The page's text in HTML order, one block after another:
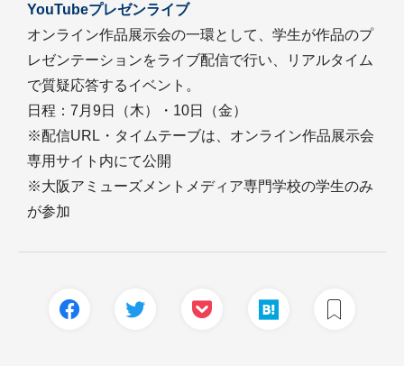
YouTubeプレゼンライブ
オンライン作品展示会の一環として、学生が作品のプ
レゼンテーションをライブ配信で行い、リアルタイム
で質疑応答するイベント。
日程：7月9日（木）・10日（金）
※配信URL・タイムテーブは、オンライン作品展示会
専用サイト内にて公開
※大阪アミューズメントメディア専門学校の学生のみ
が参加